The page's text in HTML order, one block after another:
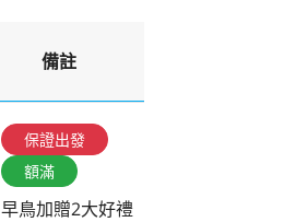
備註
保證出發
額滿
早鳥加贈2大好禮